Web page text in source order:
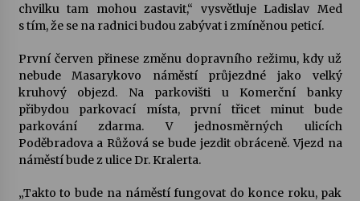
Petr Adamec – Malovaný svět
30. 6. 2026
chvilku tam mohou zastavit,“ vysvětluje Ladislav Med
s tím, že se na radnici budou zabývat i zmíněnou peticí.
První červen přinese změnu dopravního režimu, kdy už
nebude Masarykovo náměstí průjezdné jako velký
kruhový objezd. Na parkovišti u Komerční banky
přibydou parkovací místa, první třicet minut bude
parkování zdarma. V jednosměrných ulicích
Poděbradova a Růžová se bude jezdit obráceně. Vjezd na
náměstí bude z ulice Dr. Kralerta.
„Takto to bude na náměstí fungovat do konce roku, pak